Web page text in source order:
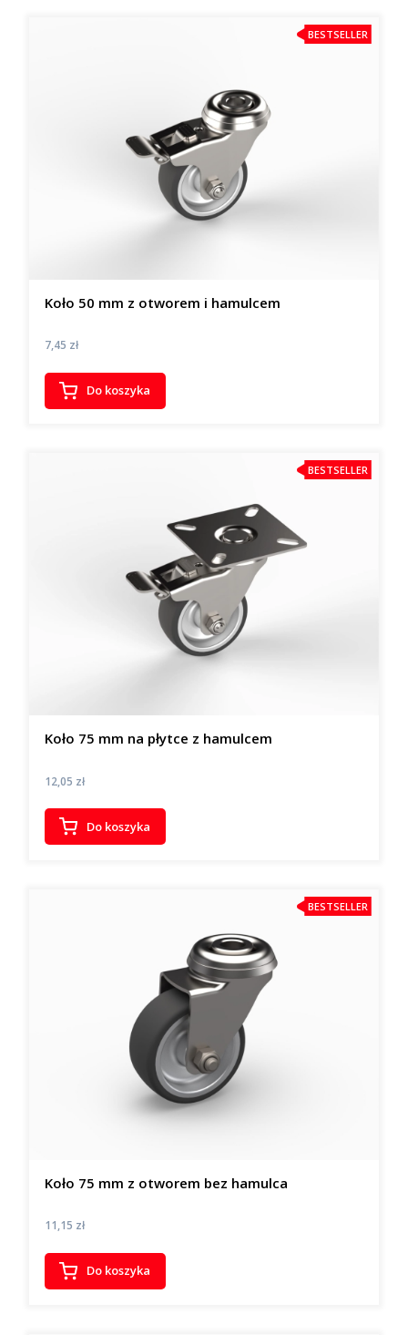
BESTSELLER
Koło 50 mm z otworem i hamulcem
Cena
7,45 zł
Do koszyka
BESTSELLER
Koło 75 mm na płytce z hamulcem
Cena
12,05 zł
Do koszyka
BESTSELLER
Koło 75 mm z otworem bez hamulca
Cena
11,15 zł
Do koszyka